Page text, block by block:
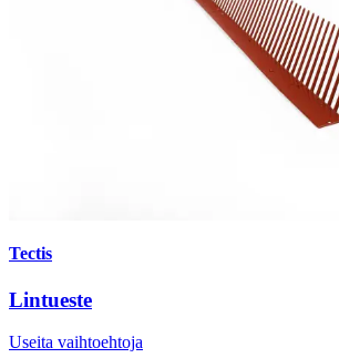
Tectis
Lintueste
Useita vaihtoehtoja